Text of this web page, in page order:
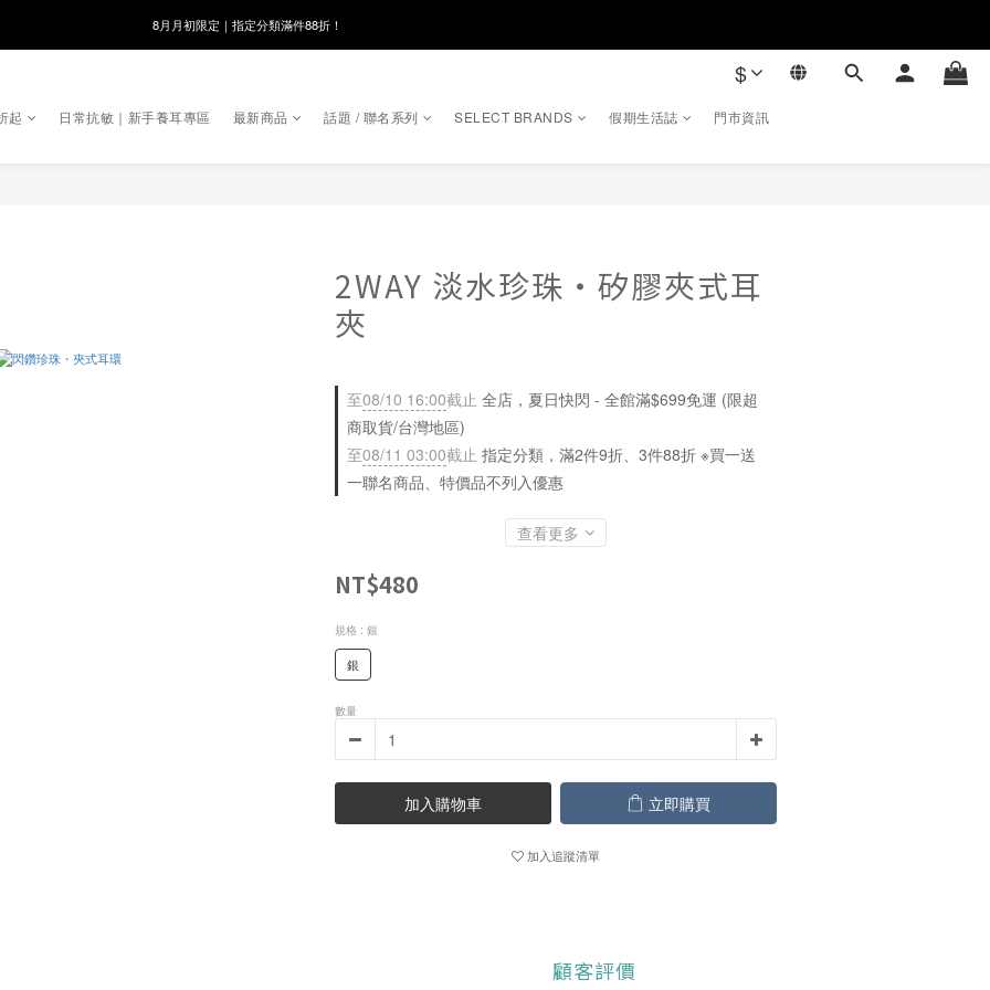
8月月初限定｜指定分類滿件88折！
線在，好事發生｜祈願新品 第2件享9折
8月月初限定｜指定分類滿件88折！
$
起 日常抗敏｜新手養耳專區 最新商品 話題 / 聯名系列 SELECT BRANDS 假期生活誌 門市資訊
2WAY 淡水珍珠・矽膠夾式耳
夾
至08/10 16:00截止 全店，夏日快閃 - 全館滿$699免運 (限超
商取貨/台灣地區)
至08/11 03:00截止 指定分類，滿2件9折、3件88折 ※買一送
一聯名商品、特價品不列入優惠
查看更多
NT$480
規格 : 銀
銀
數量
加入購物車 立即購買
加入追蹤清單
顧客評價